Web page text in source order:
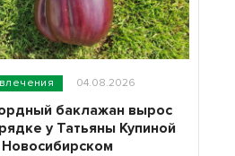
04.08.2026
баклажан вырос
у Татьяны Купиной